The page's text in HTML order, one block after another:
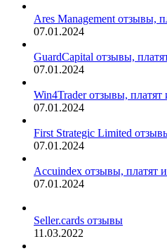
Ares Management отзывы,
07.01.2024
GuardCapital отзывы,
07.01.2024
Win4Trader отзывы, платят
07.01.2024
First Strategic Limited
07.01.2024
Accuindex отзывы, платят
07.01.2024
Seller.cards отзывы
11.03.2022